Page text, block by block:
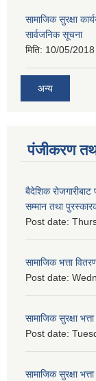
सामाजिक सुरक्षा
सार्वजनिक सूचना
मिति: 10/05/
अन्य
पंजीकरण
बैदेशिक रोजगारीबाट
सम्मान तथा
Post date:
सामाजिक भत्ता
Post date:
सामाजिक सुरक्षा
Post date:
सामाजिक सुरक्षा